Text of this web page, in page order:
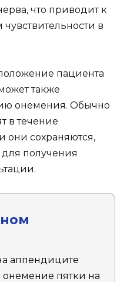
что приводит к
в
пациента
также
онемения. Обычно
в течение
они сохраняются,
для получения
аппендиците
онемение пятки на